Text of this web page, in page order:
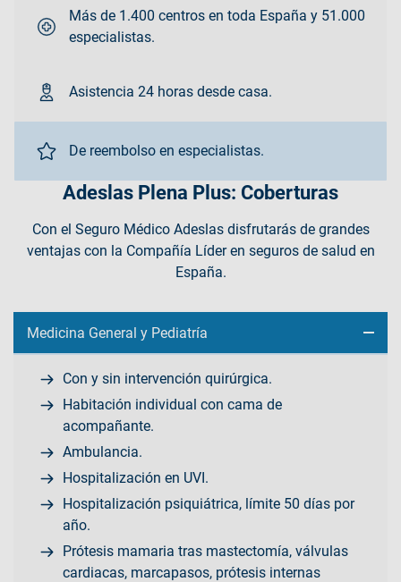
Más de 1.400 centros en toda España y 51.000
especialistas.
Asistencia 24 horas desde casa.
De reembolso en especialistas.
Adeslas Plena Plus: Coberturas
Con el Seguro Médico Adeslas disfrutarás de grandes
ventajas con la Compañía Líder en seguros de salud en
España.
Medicina General y Pediatría
Con y sin intervención quirúrgica.
Habitación individual con cama de
acompañante.
Ambulancia.
Hospitalización en UVI.
Hospitalización psiquiátrica, límite 50 días por
año.
Prótesis mamaria tras mastectomía, válvulas
cardiacas, marcapasos, prótesis internas